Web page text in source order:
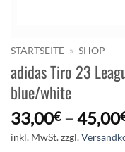
STARTSEITE » SHOP
adidas Tiro 23
blue/white
33,00€–45,00
inkl. MwSt.zzgl.